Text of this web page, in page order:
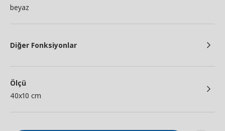
beyaz
Diğer Fonksiyonlar
Ölçü
40x10 cm